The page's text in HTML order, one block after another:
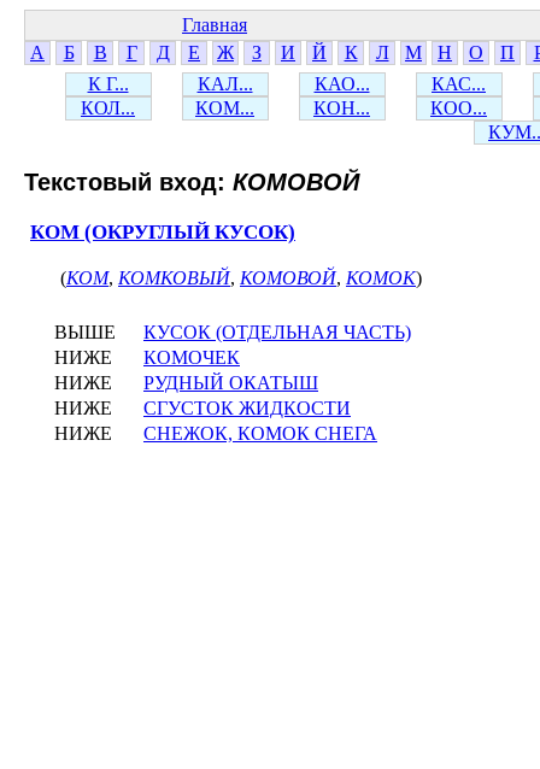
Главная
А
Б В Г Д Е Ж З И Й К Л М Н О П
К Г...
КАЛ... КАО...
КАС...
КОЛ...
КОМ... КОН...
КОО...
Текстовый вход: КОМОВОЙ
КОМ (ОКРУГЛЫЙ КУСОК)
(КОМ, КОМКОВЫЙ, КОМОВОЙ, КОМОК)
ВЫШЕ
КУСОК (ОТДЕЛЬНАЯ ЧАСТЬ)
НИЖЕ
КОМОЧЕК
НИЖЕ
РУДНЫЙ ОКАТЫШ
НИЖЕ
СГУСТОК ЖИДКОСТИ
НИЖЕ
СНЕЖОК, КОМОК СНЕГА